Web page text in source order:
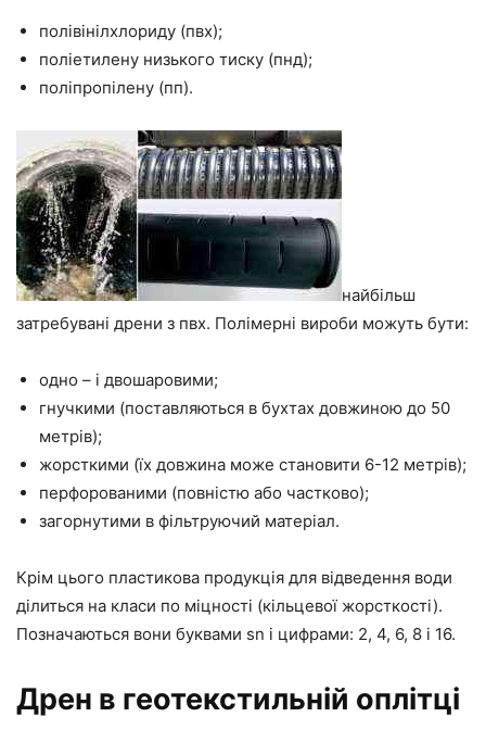
полівінілхлориду (пвх);
поліетилену низького тиску (пнд);
поліпропілену (пп).
найбільш
затребувані дрени з пвх. Полімерні вироби можуть бути:
одно – і двошаровими;
гнучкими (поставляються в бухтах довжиною до 50
метрів);
жорсткими (їх довжина може становити 6-12 метрів);
перфорованими (повністю або частково);
загорнутими в фільтруючий матеріал.
Крім цього пластикова продукція для відведення води
ділиться на класи по міцності (кільцевої жорсткості).
Позначаються вони буквами sn і цифрами: 2, 4, 6, 8 і 16.
Дрен в геотекстильній оплітці